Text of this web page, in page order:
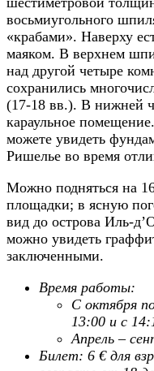
восьмиугольного
«крабами». Наверху
маяком. В верхнем
над другой четыре
сохранились
(17-18 вв.). В нижней
караульное
можете увидеть
Ришелье во время
Можно подняться на
площадки; в ясную
вид до острова Иль-
можно увидеть
заключенными.
Время работы:
С октября
13:00 и с
Апрель –
Билет: 6 € для